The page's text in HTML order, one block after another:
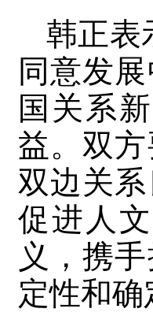
韩正表
同意发
国关系
益。双
双边关
促进人
义，携
定性和确